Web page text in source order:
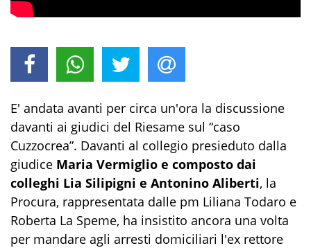
E' andata avanti per circa un'ora la discussione
davanti ai giudici del Riesame sul “caso
Cuzzocrea”. Davanti al collegio presieduto dalla
giudice Maria Vermiglio e composto dai
colleghi Lia Silipigni e Antonino Aliberti, la
Procura, rappresentata dalle pm Liliana Todaro e
Roberta La Speme, ha insistito ancora una volta
per mandare agli arresti domiciliari l'ex rettore